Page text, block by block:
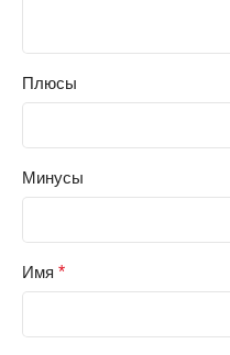
Плюсы
Минусы
Имя *